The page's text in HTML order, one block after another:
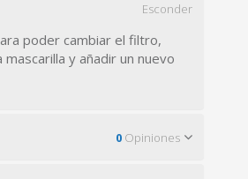
Esconder
poder cambiar el filtro,
y añadir un nuevo
0 Opiniones